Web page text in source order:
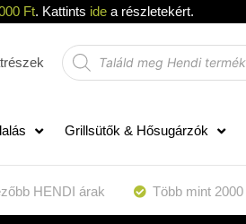
Ft. Kattints idea részletekért.
Grillsütők & Hősugárzók
HENDI árak Több mint